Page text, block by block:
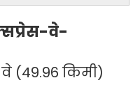
वे-
(49.96 किमी)